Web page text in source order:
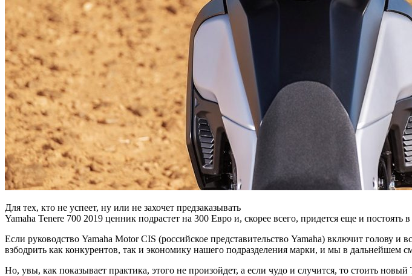
Для тех, кто не успеет, ну или не захочет предзаказывать
Yamaha Tenere 700 2019 ценник подрастет на 300 Евро и, скорее всего, придется еще и
Если руководство Yamaha Motor CIS (российское представительство Yamaha) включит голову и
взбодрить как конкурентов, так и экономику нашего подразделения марки, и мы в
Но, увы, как показывает практика, этого не произойдет, а если чудо и случится, то стоить